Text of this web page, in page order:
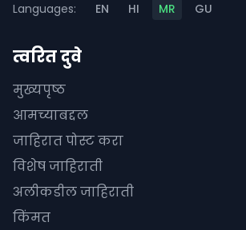
Languages: EN HI MR GU
त्वरित दुवे
मुख्यपृष्ठ
आमच्याबद्दल
जाहिरात पोस्ट करा
विशेष जाहिराती
अलीकडील जाहिराती
किंमत